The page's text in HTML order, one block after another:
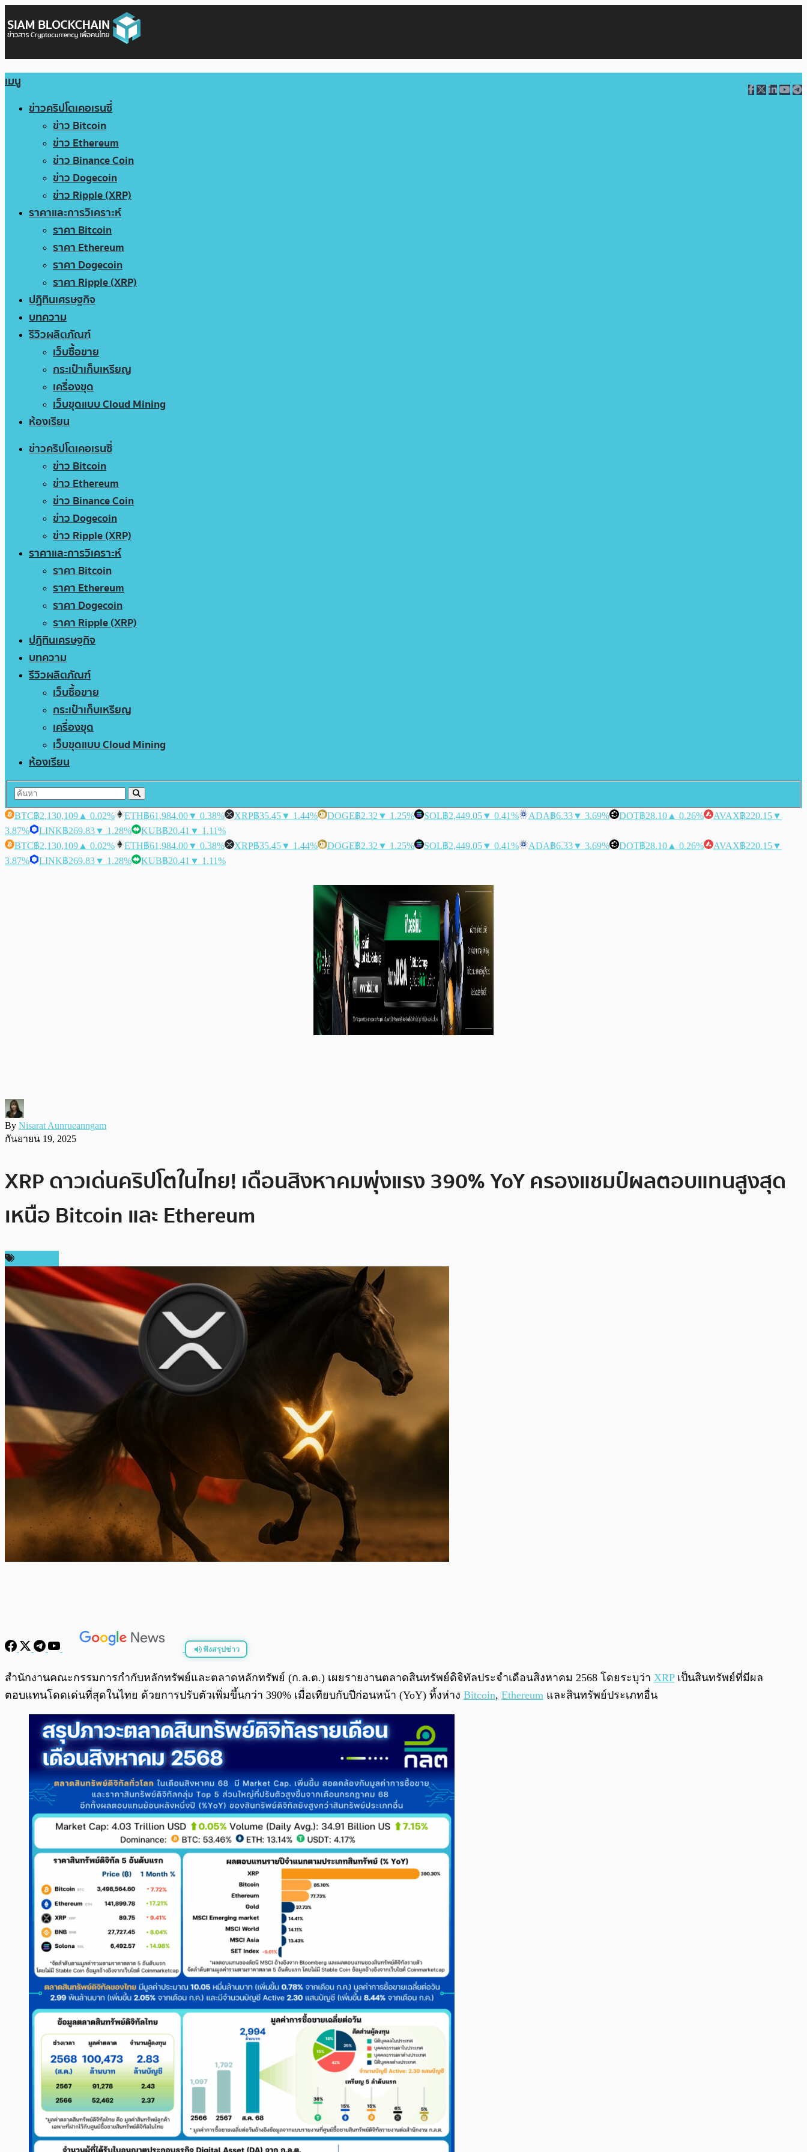
เมนู
ข่าวคริปโตเคอเรนซี่
ข่าว Bitcoin
ข่าว Ethereum
ข่าว Binance Coin
ข่าว Dogecoin
ข่าว Ripple (XRP)
ราคาและการวิเคราะห์
ราคา Bitcoin
ราคา Ethereum
ราคา Dogecoin
ราคา Ripple (XRP)
ปฏิทินเศรษฐกิจ
บทความ
รีวิวผลิตภัณฑ์
เว็บซื้อขาย
กระเป๋าเก็บเหรียญ
เครื่องขุด
เว็บขุดแบบ Cloud Mining
ห้องเรียน
ข่าวคริปโตเคอเรนซี่
ข่าว Bitcoin
ข่าว Ethereum
ข่าว Binance Coin
ข่าว Dogecoin
ข่าว Ripple (XRP)
ราคาและการวิเคราะห์
ราคา Bitcoin
ราคา Ethereum
ราคา Dogecoin
ราคา Ripple (XRP)
ปฏิทินเศรษฐกิจ
บทความ
รีวิวผลิตภัณฑ์
เว็บซื้อขาย
กระเป๋าเก็บเหรียญ
เครื่องขุด
เว็บขุดแบบ Cloud Mining
ห้องเรียน
BTC฿2,130,109 ▲ 0.02% ETH฿61,984.00▼ 0.38% XRP฿35.45▼ 1.44% DOGE฿2.32 ▼ 1.25% SOL฿2,449.05▼ 0.41% ADA฿6.33▼ 3.69% DOT฿28.10 ▲ 0.26% AVAX฿220.15▼
3.87%
LINK฿269.83▼ 1.28% KUB฿20.41 ▼ 1.11%
BTC฿2,130,109 ▲ 0.02% ETH฿61,984.00▼ 0.38% XRP฿35.45▼ 1.44% DOGE฿2.32 ▼ 1.25% SOL฿2,449.05▼ 0.41% ADA฿6.33▼ 3.69% DOT฿28.10 ▲ 0.26% AVAX฿220.15▼
3.87%
LINK฿269.83▼ 1.28% KUB฿20.41 ▼ 1.11%
By Nisarat Aunrueanngam
กันยายน 19, 2025
XRP ดาวเด่นคริปโตในไทย! เดือนสิงหาคมพุ่งแรง 390% YoY ครองแชมป์ผลตอบแทนสูงสุด
เหนือ Bitcoin และ Ethereum
ฟังสรุปข่าว
0:00/0:00
สำนักงานคณะกรรมการกำกับหลักทรัพย์และตลาดหลักทรัพย์ (ก.ล.ต.) เผยรายงานตลาดสินทรัพย์ดิจิทัลประจำเดือนสิงหาคม 2568 โดยระบุว่า XRPเป็นสินทรัพย์ที่มีผล
ตอบแทนโดดเด่นที่สุดในไทย ด้วยการปรับตัวเพิ่มขึ้นกว่า 390% เมื่อเทียบกับปีก่อนหน้า (YoY) ทิ้งห่าง Bitcoin, Ethereum และสินทรัพย์ประเภทอื่น